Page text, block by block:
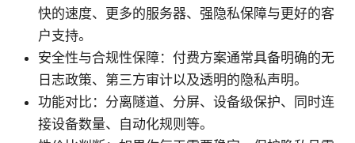
快的速度、更多的服务器、强隐私保障与更好的客
户支持。
安全性与合规性保障：付费方案通常具备明确的无
日志政策、第三方审计以及透明的隐私声明。
功能对比：分离隧道、分屏、设备级保护、同时连
接设备数量、自动化规则等。